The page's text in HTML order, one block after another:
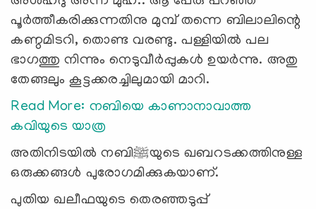
പൂർത്തീകരിക്കുന്നതിനു മുമ്പ് തന്നെ ബിലാലിന്റെ
കണ്ഠമിടറി, തൊണ്ട വരണ്ടു. പള്ളിയിൽ പല
ഭാഗത്തു നിന്നും നെടുവീർപ്പുകൾ ഉയർന്നു. അതു
തേങ്ങലും കൂട്ടക്കരച്ചിലുമായി മാറി.
Read More: നബിയെ കാണാനാവാത്ത
കവിയുടെ യാത്ര
അതിനിടയില്‍ നബിﷺയുടെ ഖബറടക്കത്തിനുള്ള
ഒരുക്കങ്ങൾ പുരോഗമിക്കുകയാണ്.
പുതിയ ഖലീഫയുടെ തെരഞ്ഞടുപ്പ്